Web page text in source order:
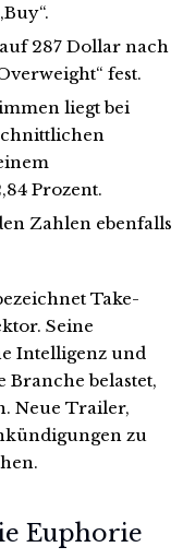
287 Dollar nach
fest.
liegt bei
Prozent.
Zahlen ebenfalls
Take-
Seine
Intelligenz und
belastet,
Neue Trailer,
zu
Euphorie